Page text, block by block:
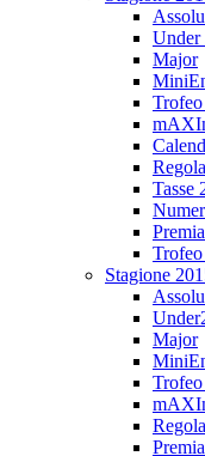
Under
Major
Tasse
Stagione
Major